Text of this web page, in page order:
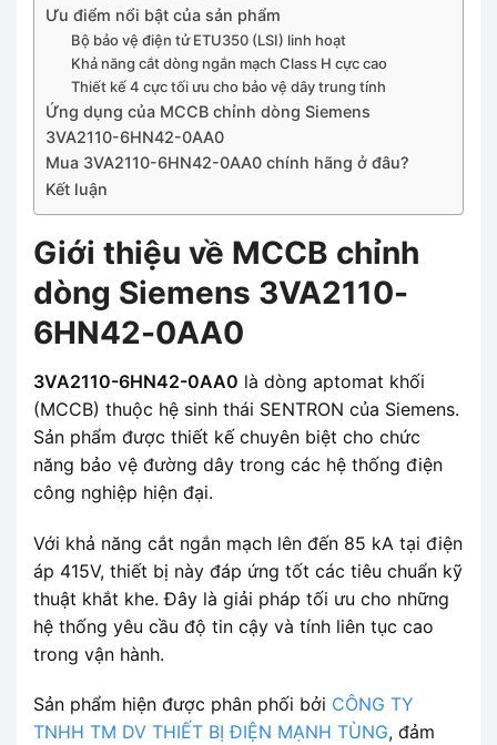
Ưu điểm nổi bật của sản phẩm
Bộ bảo vệ điện tử ETU350 (LSI) linh hoạt
Khả năng cắt dòng ngắn mạch Class H cực cao
Thiết kế 4 cực tối ưu cho bảo vệ dây trung tính
Ứng dụng của MCCB chỉnh dòng Siemens
3VA2110-6HN42-0AA0
Mua 3VA2110-6HN42-0AA0 chính hãng ở đâu?
Kết luận
Giới thiệu về MCCB chỉnh
dòng Siemens 3VA2110-
6HN42-0AA0
3VA2110-6HN42-0AA0 là dòng aptomat khối
(MCCB) thuộc hệ sinh thái SENTRON của Siemens.
Sản phẩm được thiết kế chuyên biệt cho chức
năng bảo vệ đường dây trong các hệ thống điện
công nghiệp hiện đại.
Với khả năng cắt ngắn mạch lên đến 85 kA tại điện
áp 415V, thiết bị này đáp ứng tốt các tiêu chuẩn kỹ
thuật khắt khe. Đây là giải pháp tối ưu cho những
hệ thống yêu cầu độ tin cậy và tính liên tục cao
trong vận hành.
Sản phẩm hiện được phân phối bởi CÔNG TY
TNHH TM DV THIẾT BỊ ĐIỆN MẠNH TÙNG, đảm